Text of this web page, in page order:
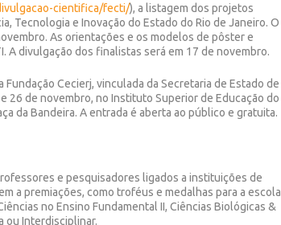
cientifica/fecti/), a listagem dos projetos
Tecnologia e Inovação do Estado do Rio de Janeiro. O
As orientações e os modelos de pôster e
A divulgação dos finalistas será em 17 de novembro.
Fundação Cecierj, vinculada da Secretaria de Estado de
26 de novembro, no Instituto Superior de Educação do
da Bandeira. A entrada é aberta ao público e gratuita.
e pesquisadores ligados a instituições de
a premiações, como troféus e medalhas para a escola
no Ensino Fundamental II, Ciências Biológicas &
ou Interdisciplinar.